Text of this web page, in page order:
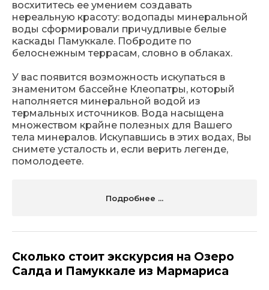
восхититесь ее умением создавать
нереальную красоту: водопады минеральной
воды сформировали причудливые белые
каскады Памуккале. Побродите по
белоснежным террасам, словно в облаках.
У вас появится возможность искупаться в
знаменитом бассейне Клеопатры, который
наполняется минеральной водой из
термальных источников. Вода насыщена
множеством крайне полезных для Вашего
тела минералов. Искупавшись в этих водах, Вы
снимете усталость и, если верить легенде,
помолодеете.
Подробнее ...
Сколько стоит экскурсия на Озеро
Салда и Памуккале из Мармариса